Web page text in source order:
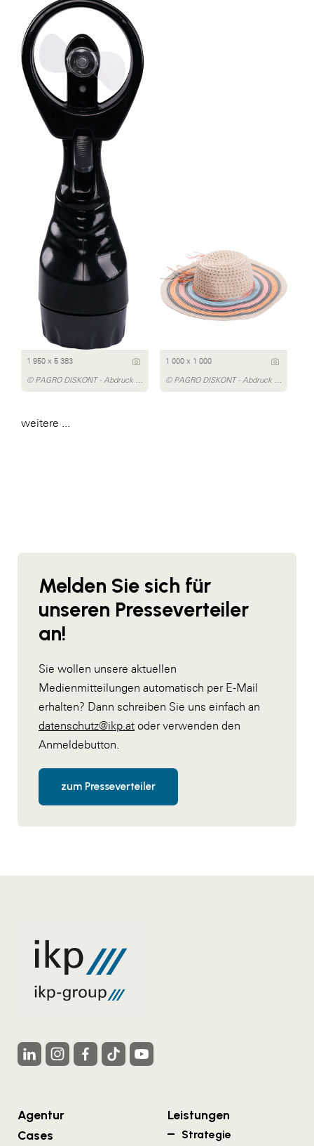
1 950 x 5 383 1 000 x 1 000
weitere ...
Melden Sie sich für
unseren Presseverteiler
an!
Sie wollen unsere aktuellen
Medienmitteilungen automatisch per E-Mail
erhalten? Dann schreiben Sie uns einfach an
datenschutz@ikp.at oder verwenden den
Anmeldebutton.
zum Presseverteiler
Agentur
Cases
Leistungen
Strategie